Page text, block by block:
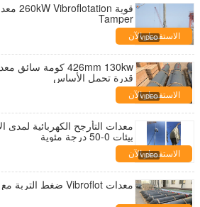
Tamper
الاستفسار الآن
قدرة تحمل الأساس
الاستفسار الآن
بيئات 0-50 درجة مئوية
الاستفسار الآن
معدات Vibroflot ضغط التربة مع 0.5-2.5 مم سعة اهتزاز